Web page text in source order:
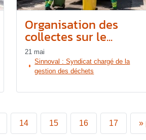
Organisation des
collectes sur le...
21 mai
Sinnoval : Syndicat chargé de la
gestion des déchets
14 15 16 17 »